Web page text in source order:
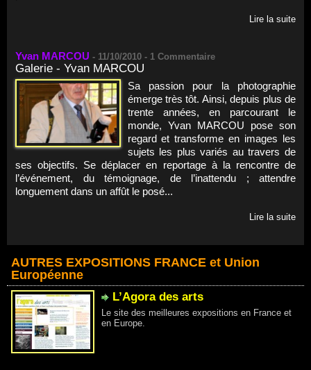
Lire la suite
Yvan MARCOU - 11/10/2010 - 1 Commentaire
Galerie - Yvan MARCOU
Sa passion pour la photographie
émerge très tôt. Ainsi, depuis plus de
trente années, en parcourant le
monde, Yvan MARCOU pose son
regard et transforme en images les
sujets les plus variés au travers de
ses objectifs. Se déplacer en reportage à la rencontre de
l’événement, du témoignage, de l’inattendu ; attendre
longuement dans un affût le posé...
Lire la suite
AUTRES EXPOSITIONS FRANCE et Union
Européenne
L’Agora des arts
Le site des meilleures expositions en France et
en Europe.